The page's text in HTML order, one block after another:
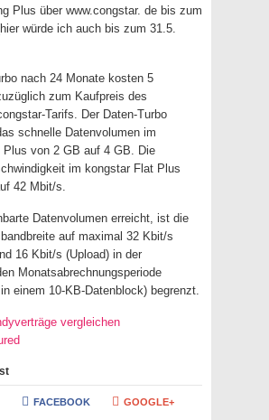
Plus über www.congstar. de bis zum
würde ich auch bis zum 31.5.
nach 24 Monate kosten 5
zum Kaufpreis des
Tarifs. Der Daten-Turbo
schnelle Datenvolumen im
Plus von 2 GB auf 4 GB. Die
im kongstar Flat Plus
42 Mbit/s.
Datenvolumen erreicht, ist die
auf maximal 32 Kbit/s
16 Kbit/s (Upload) in der
Monatsabrechnungsperiode
einem 10-KB-Datenblock) begrenzt.
vergleichen
FACEBOOK GOOGLE+